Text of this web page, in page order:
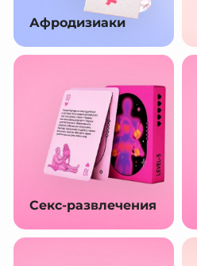
Афродизиаки
Секс-развлечения